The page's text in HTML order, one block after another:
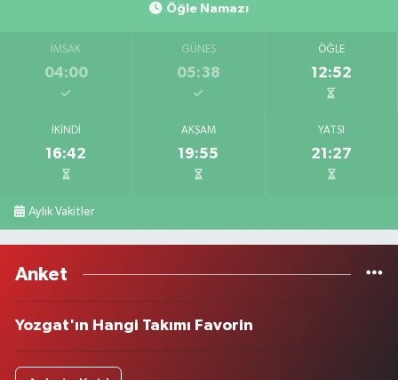
Öğle Namazı
İMSAK
04:00
GÜNEŞ
05:38
ÖĞLE
12:52
İKINDI
16:42
AKŞAM
19:55
YATSI
21:27
Aylık Vakitler
Anket
Yozgat'ın Hangi Takımı Favorin